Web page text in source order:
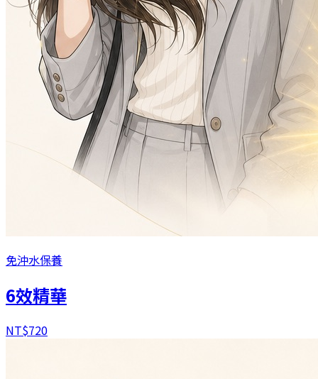
免沖水保養
6效精華
NT$720